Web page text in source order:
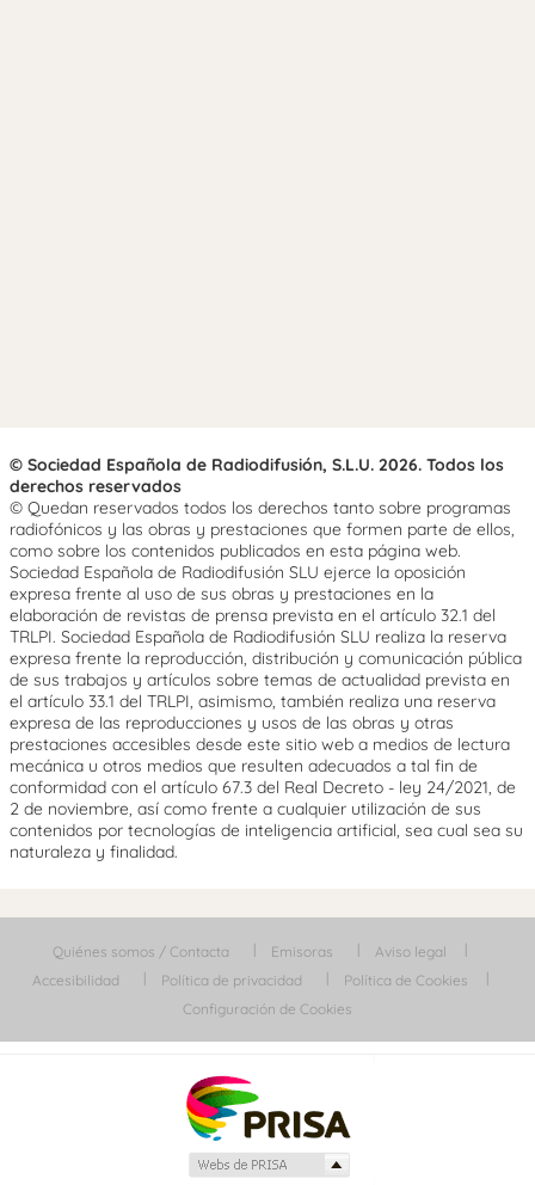
© Sociedad Española de Radiodifusión, S.L.U. 2026. Todos los
derechos reservados
© Quedan reservados todos los derechos tanto sobre programas
radiofónicos y las obras y prestaciones que formen parte de ellos,
como sobre los contenidos publicados en esta página web.
Sociedad Española de Radiodifusión SLU ejerce la oposición
expresa frente al uso de sus obras y prestaciones en la
elaboración de revistas de prensa prevista en el artículo 32.1 del
TRLPI. Sociedad Española de Radiodifusión SLU realiza la reserva
expresa frente la reproducción, distribución y comunicación pública
de sus trabajos y artículos sobre temas de actualidad prevista en
el artículo 33.1 del TRLPI, asimismo, también realiza una reserva
expresa de las reproducciones y usos de las obras y otras
prestaciones accesibles desde este sitio web a medios de lectura
mecánica u otros medios que resulten adecuados a tal fin de
conformidad con el artículo 67.3 del Real Decreto - ley 24/2021, de
2 de noviembre, así como frente a cualquier utilización de sus
contenidos por tecnologías de inteligencia artificial, sea cual sea su
naturaleza y finalidad.
Quiénes somos / Contacta Emisoras
Aviso legal
Accesibilidad
Política de privacidad
Política de Cookies
Configuración de Cookies